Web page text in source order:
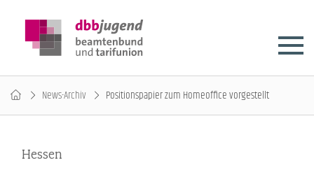
News-Archiv Positionspapier zum Homeoffice vorgestellt
Hessen